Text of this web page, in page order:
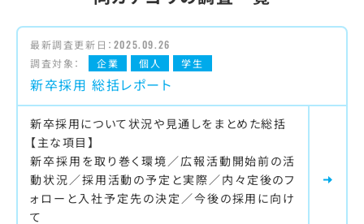
最新調査更新日： 2025.09.26
調査対象：
企業 個人 学生
新卒採用 総括レポート
新卒採用について状況や見通しをまとめた総括
【主な項目】
新卒採用を取り巻く環境／広報活動開始前の活
動状況／採用活動の予定と実際／内々定後のフ
ォローと入社予定先の決定／今後の採用に向け
て